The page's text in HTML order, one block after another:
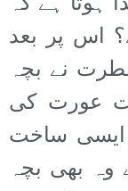
اس پر بعد
نے بچہ
عورت کی
ایسی ساخت
وہ بھی بچہ